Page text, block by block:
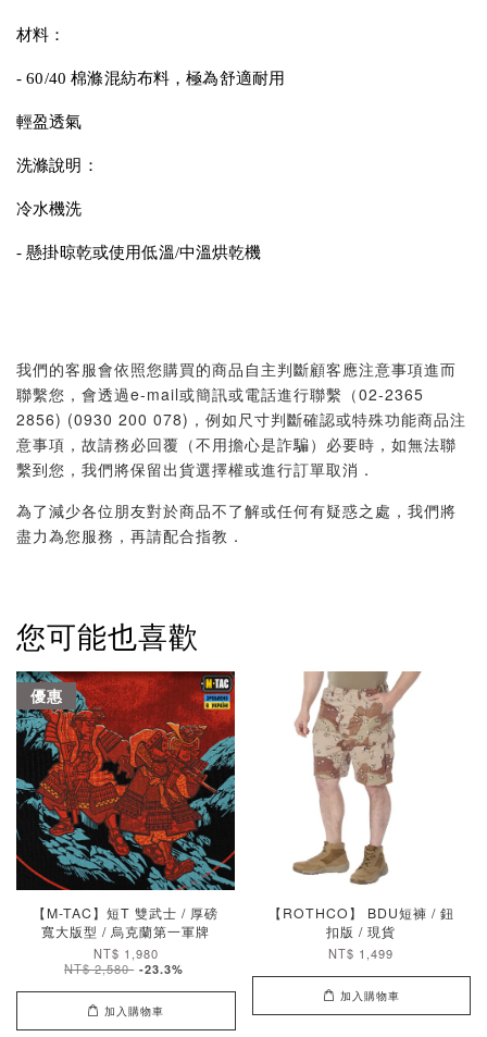
材料：
- 60/40 棉滌混紡布料，極為舒適耐用
輕盈透氣
洗滌說明：
冷水機洗
- 懸掛晾乾或使用低溫/中溫烘乾機
我們的客服會依照您購買的商品自主判斷顧客應注意事項進而
聯繫您，會透過e-mail或簡訊或電話進行聯繫（02-2365
2856) (0930 200 078)，例如尺寸判斷確認或特殊功能商品注
意事項，故請務必回覆（不用擔心是詐騙）必要時，如無法聯
繫到您，我們將保留出貨選擇權或進行訂單取消．
為了減少各位朋友對於商品不了解或任何有疑惑之處，我們將
盡力為您服務，再請配合指教．
您可能也喜歡
優惠
【M-TAC】短T 雙武士 / 厚磅
寬大版型 / 烏克蘭第一軍牌
NT$ 1,980
NT$ 2,580 -23.3%
加入購物車
【ROTHCO】 BDU短褲 / 鈕
扣版 / 現貨
NT$ 1,499
加入購物車